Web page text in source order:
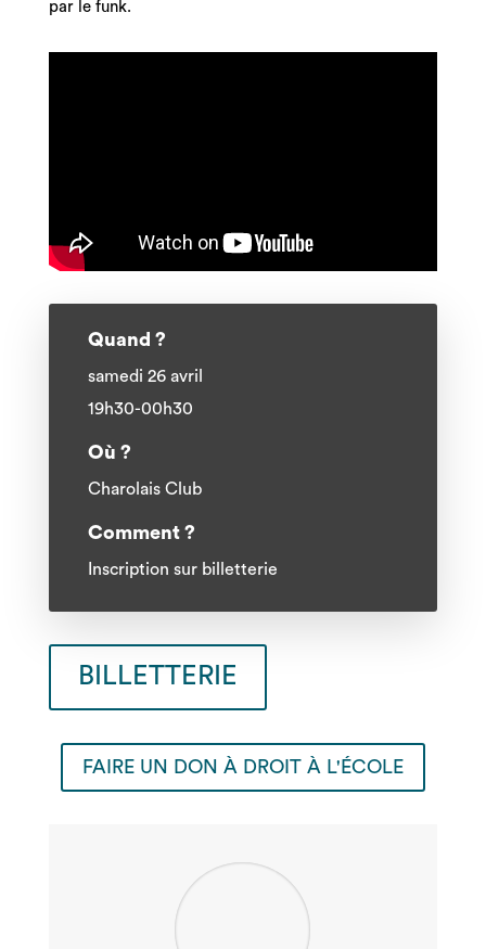
par le funk.
Quand ?
samedi 26 avril
19h30-00h30
Où ?
Charolais Club
Comment ?
Inscription sur billetterie
BILLETTERIE
FAIRE UN DON À DROIT À L'ÉCOLE